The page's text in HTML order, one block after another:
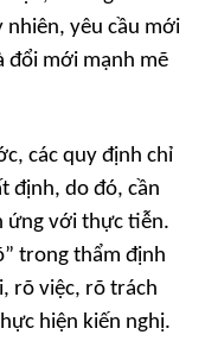
nhiên, yêu cầu mới
đổi mới mạnh mẽ
các quy định chỉ
định, do đó, cần
ứng với thực tiễn.
trong thẩm định
rõ việc, rõ trách
hiện kiến nghị.